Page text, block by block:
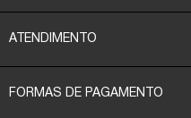
ATENDIMENTO
FORMAS DE PAGAMENTO